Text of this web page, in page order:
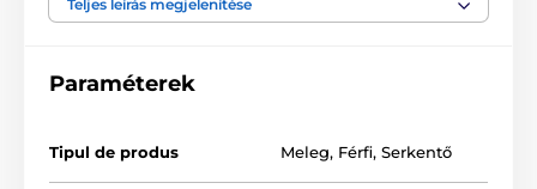
Nem tartalmaz állati eredetű összetevőket,
Alkoholmentes
Szélesség: 52 mm
Teljes leírás megjelenítése
Paraméterek
Tipul de produs Meleg, Férfi, Serkentő